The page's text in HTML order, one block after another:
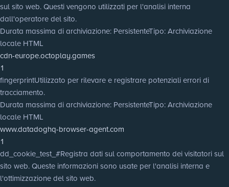
sul sito web. Questi vengono utilizzati per l'analisi interna
dall'operatore del sito.
Durata massima di archiviazione: PersistenteTipo: Archiviazione
locale HTML
cdn-europe.octoplay.games
1
fingerprintUtilizzato per rilevare e registrare potenziali errori di
tracciamento.
Durata massima di archiviazione: PersistenteTipo: Archiviazione
locale HTML
www.datadoghq-browser-agent.com
1
dd_cookie_test_#Registra dati sul comportamento dei visitatori sul
sito web. Queste informazioni sono usate per l'analisi interna e
l'ottimizzazione del sito web.